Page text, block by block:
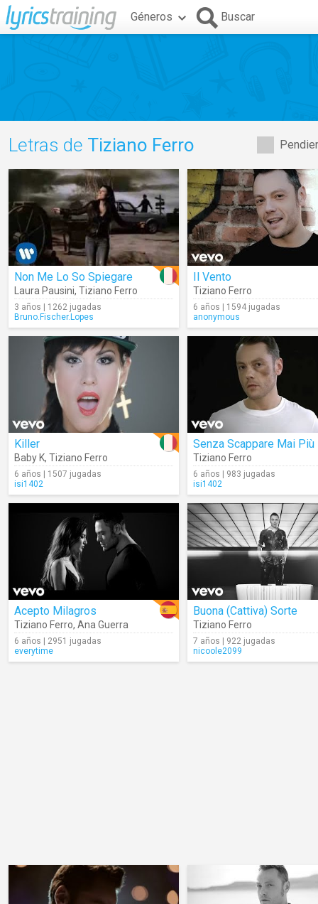
Géneros Buscar
Letras de Tiziano Ferro
Non Me Lo So Spiegare
Laura Pausini, Tiziano Ferro
3 años | 1262 jugadas
Bruno.Fischer.Lopes
Il Vento
Tiziano Ferro
6 años | 1594 jugadas
anonymous
Killer
Baby K, Tiziano Ferro
6 años | 1507 jugadas
isi1402
Senza Scappare Mai Più
Tiziano Ferro
6 años | 983 jugadas
isi1402
Acepto Milagros
Tiziano Ferro, Ana Guerra
6 años | 2951 jugadas
everytime
Buona (Cattiva) Sorte
Tiziano Ferro
7 años | 922 jugadas
nicoole2099